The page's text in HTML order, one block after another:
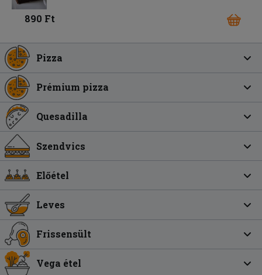
890 Ft
Pizza
Prémium pizza
Quesadilla
Szendvics
Előétel
Leves
Frissensült
Vega étel